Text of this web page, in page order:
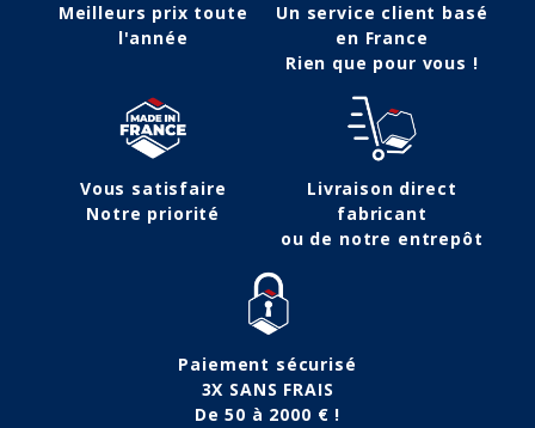
Meilleurs prix toute
l'année
Un service client basé
en France
Rien que pour vous !
Vous satisfaire
Notre priorité
Livraison direct
fabricant
ou de notre entrepôt
Paiement sécurisé
3X SANS FRAIS
De 50 à 2000 € !